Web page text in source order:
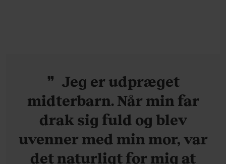
Jeg er udpræget
midterbarn. Når min far
drak sig fuld og blev
uvenner med min mor, var
det naturligt for mig at